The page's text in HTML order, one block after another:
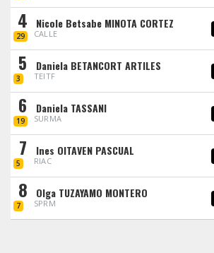
4
29
Nicole Betsabe MINOTA CORTEZ
CALLE
5
3
Daniela BETANCORT ARTILES
TEITF
6
19
Daniela TASSANI
SURMA
7
5
Ines OITAVEN PASCUAL
RIAC
8
7
Olga TUZAYAMO MONTERO
SPRM